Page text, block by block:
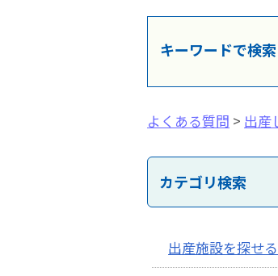
キーワードで検索
よくある質問 > 出産
カテゴリ検索
出産施設を探せ